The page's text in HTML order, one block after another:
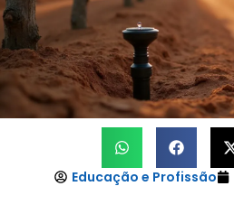
Educação e Profissão